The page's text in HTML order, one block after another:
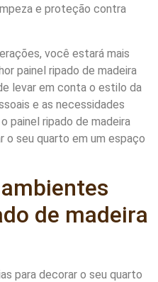
e proteção contra
você estará mais
painel ripado de madeira
levar em conta o estilo da
e as necessidades
painel ripado de madeira
seu quarto em um espaço
de madeira
para decorar o seu quarto